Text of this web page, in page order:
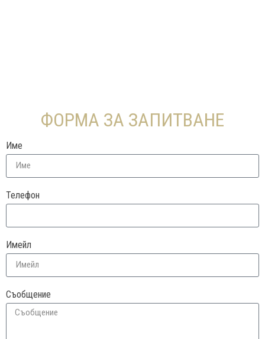
ФОРМА ЗА ЗАПИТВАНЕ
Име
Телефон
Имейл
Съобщение